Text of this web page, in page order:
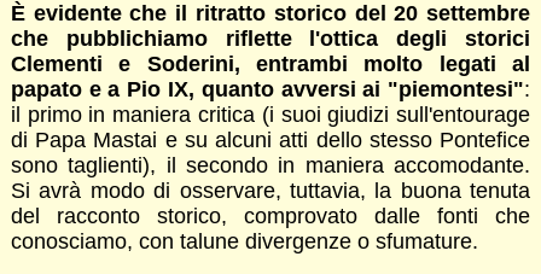
È evidente che il ritratto storico del 20 settembre
che pubblichiamo riflette l'ottica degli storici
Clementi e Soderini, entrambi molto legati al
papato e a Pio IX, quanto avversi ai "piemontesi":
il primo in maniera critica (i suoi giudizi sull'entourage
di Papa Mastai e su alcuni atti dello stesso Pontefice
sono taglienti), il secondo in maniera accomodante.
Si avrà modo di osservare, tuttavia, la buona tenuta
del racconto storico, comprovato dalle fonti che
conosciamo, con talune divergenze o sfumature.